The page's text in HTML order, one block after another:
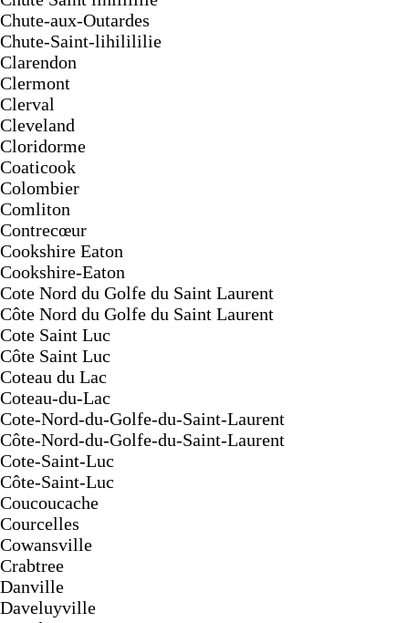
Chute-aux-Outardes
Chute-Saint-lihilililie
Clarendon
Clermont
Clerval
Cleveland
Cloridorme
Coaticook
Colombier
Comliton
Contrecœur
Cookshire Eaton
Cookshire-Eaton
Cote Nord du Golfe du Saint Laurent
Côte Nord du Golfe du Saint Laurent
Cote Saint Luc
Côte Saint Luc
Coteau du Lac
Coteau-du-Lac
Cote-Nord-du-Golfe-du-Saint-Laurent
Côte-Nord-du-Golfe-du-Saint-Laurent
Cote-Saint-Luc
Côte-Saint-Luc
Coucoucache
Courcelles
Cowansville
Crabtree
Danville
Daveluyville